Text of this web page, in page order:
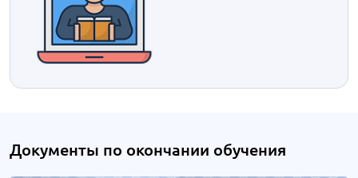
Документы по окончании обучения